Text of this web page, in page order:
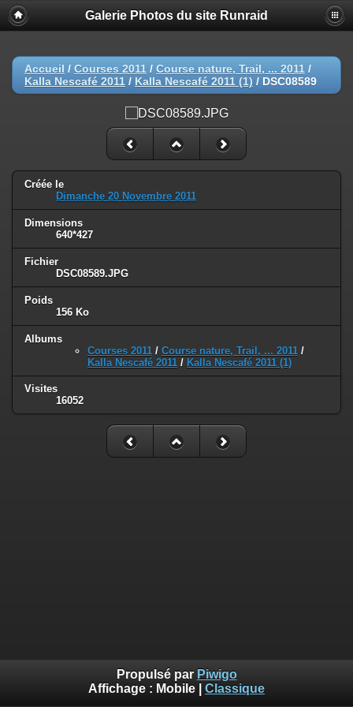
Galerie Photos du site Runraid
Accueil / Courses 2011 / Course nature, Trail, ... 2011 /
Kalla Nescafé 2011 / Kalla Nescafé 2011 (1) / DSC08589
Créée le
Dimanche 20 Novembre 2011
Dimensions
640*427
Fichier
DSC08589.JPG
Poids
156 Ko
Albums
Courses 2011 / Course nature, Trail, ... 2011 /
Kalla Nescafé 2011 / Kalla Nescafé 2011 (1)
Visites
16052
Propulsé par Piwigo
Affichage : Mobile Classique